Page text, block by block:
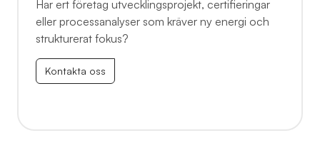
Har ert företag utvecklingsprojekt, certifieringar
eller processanalyser som kräver ny energi och
strukturerat fokus?
Kontakta oss